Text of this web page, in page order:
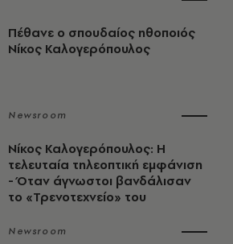
Πέθανε ο σπουδαίος ηθοποιός
Νίκος Καλογερόπουλος
Newsroom
Νίκος Καλογερόπουλος: Η
τελευταία τηλεοπτική εμφάνιση
- Όταν άγνωστοι βανδάλισαν
το «Τρενοτεχνείο» του
Newsroom